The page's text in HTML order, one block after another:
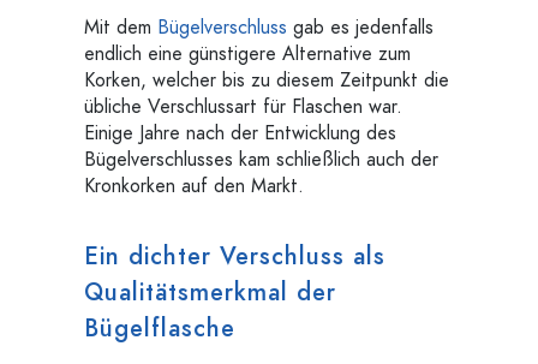
Mit dem Bügelverschluss gab es jedenfalls
endlich eine günstigere Alternative zum
Korken, welcher bis zu diesem Zeitpunkt die
übliche Verschlussart für Flaschen war.
Einige Jahre nach der Entwicklung des
Bügelverschlusses kam schließlich auch der
Kronkorken auf den Markt.
Ein dichter Verschluss als
Qualitätsmerkmal der
Bügelflasche